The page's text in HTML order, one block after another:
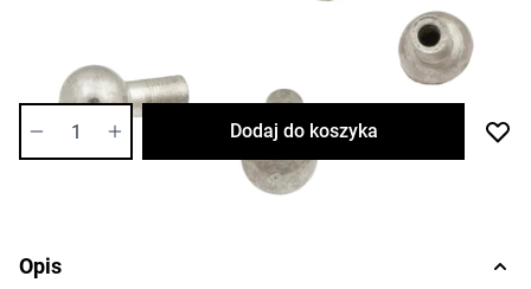
Dostępność:średnia
Dodaj do koszyka
Opis